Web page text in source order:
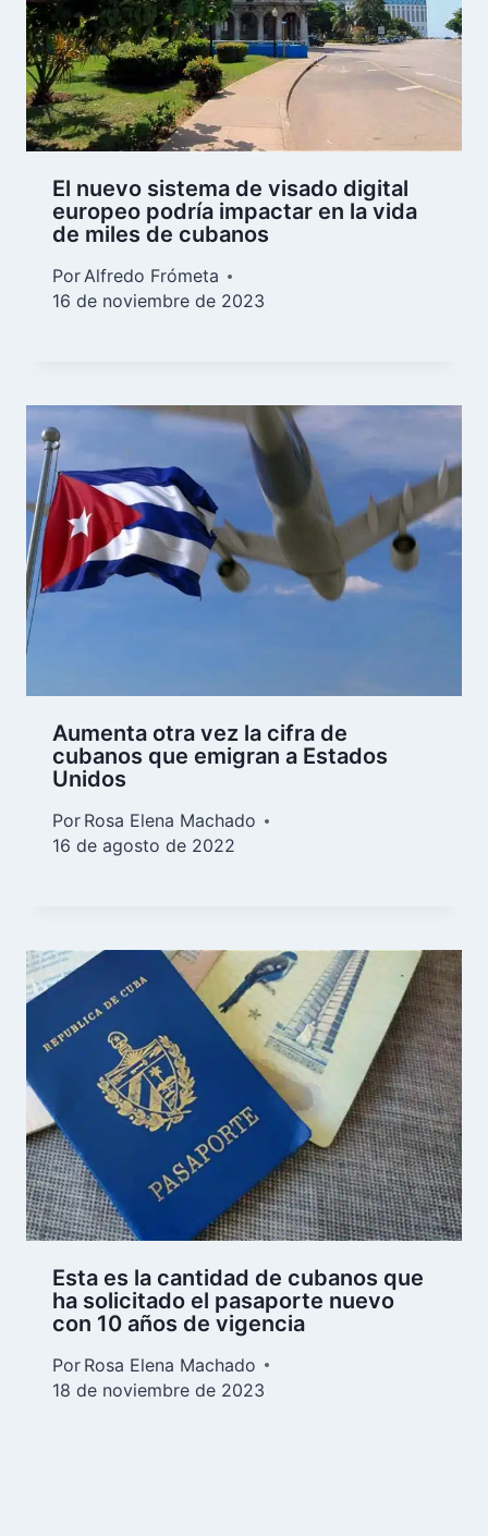
El nuevo sistema de visado digital
europeo podría impactar en la vida
de miles de cubanos
PorAlfredo Frómeta
16 de noviembre de 2023
Aumenta otra vez la cifra de
cubanos que emigran a Estados
Unidos
Por Rosa Elena Machado
16 de agosto de 2022
Esta es la cantidad de cubanos que
ha solicitado el pasaporte nuevo
con 10 años de vigencia
Por Rosa Elena Machado
18 de noviembre de 2023